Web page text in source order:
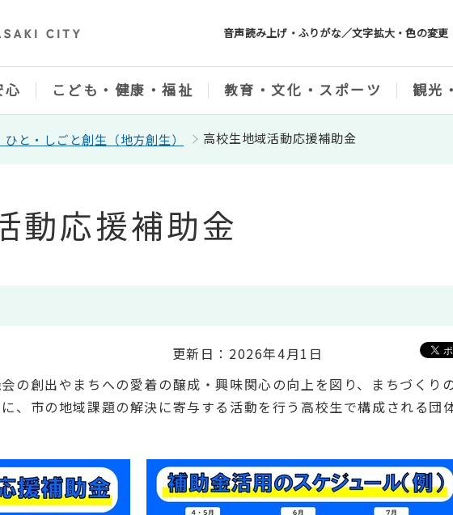
音声読み上げ・ふりがな／文字拡大・色の変更
心 こども・健康・福祉 教育・文化・スポーツ 観光
ひと・しごと創生（地方創生） 高校生地域活動応援補助金
動応援補助金
更新日：2026年4月1日
の創出やまちへの愛着の醸成・興味関心の向上を図り、まちづくり
、市の地域課題の解決に寄与する活動を行う高校生で構成される団